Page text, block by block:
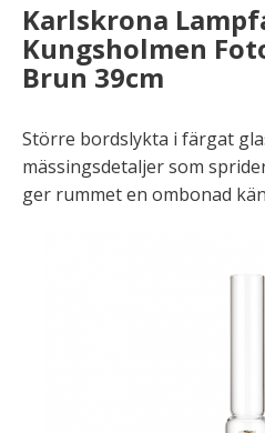
Karlskrona
Kungsholmen
Brun 39cm
Större bordslykta i färgat
mässingsdetaljer som
ger rummet en ombonad